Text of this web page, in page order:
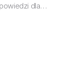
dla